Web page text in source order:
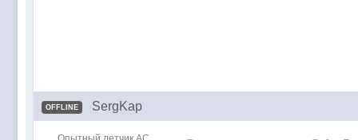
OFFLINE SergKap